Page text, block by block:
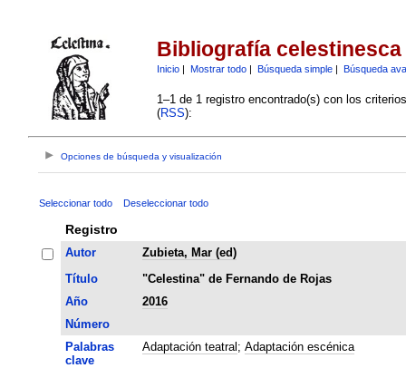
Bibliografía celestinesca
Inicio| Mostrar todo| Búsqueda simple| Búsqueda
1–1 de 1 registro encontrado(s) con los
(RSS):
Opciones de búsqueda y visualización
Seleccionar todo Deseleccionar todo
Registro
Autor
Zubieta, Mar (ed)
Título
"Celestina" de Fernando de Rojas
Año
2016
Número
Palabras
clave
Adaptación teatral ; Adaptación escénica